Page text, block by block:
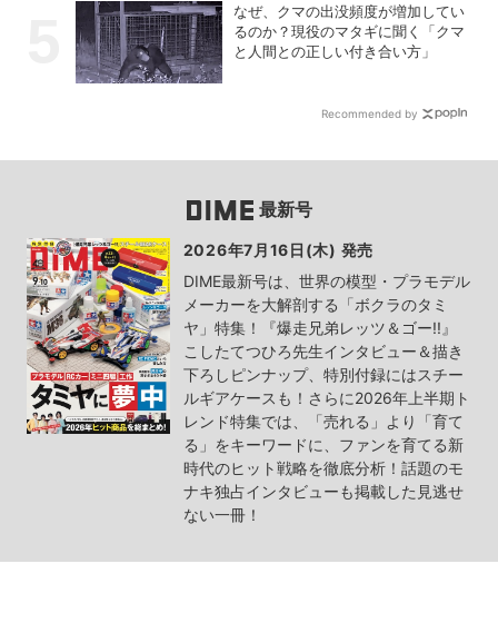
なぜ、クマの出没頻度が増加してい
るのか？現役のマタギに聞く「クマ
と人間との正しい付き合い方」
Recommended by
最新号
2026年7月16日(木) 発売
DIME最新号は、世界の模型・プラモデル
メーカーを大解剖する「ボクラのタミ
ヤ」特集！『爆走兄弟レッツ＆ゴー!!』
こしたてつひろ先生インタビュー＆描き
下ろしピンナップ、特別付録にはスチー
ルギアケースも！さらに2026年上半期ト
レンド特集では、「売れる」より「育て
る」をキーワードに、ファンを育てる新
時代のヒット戦略を徹底分析！話題のモ
ナキ独占インタビューも掲載した見逃せ
ない一冊！